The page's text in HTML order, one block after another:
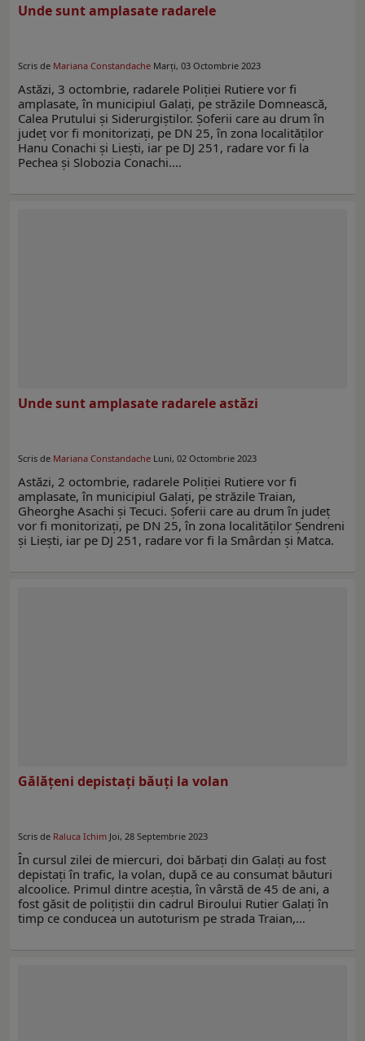
Unde sunt amplasate radarele
Scris de Mariana Constandache Marți, 03 Octombrie 2023
Astăzi, 3 octombrie, radarele Poliției Rutiere vor fi
amplasate, în municipiul Galați, pe străzile Domnească,
Calea Prutului și Siderurgiștilor. Șoferii care au drum în
județ vor fi monitorizați, pe DN 25, în zona localităților
Hanu Conachi și Liești, iar pe DJ 251, radare vor fi la
Pechea și Slobozia Conachi.…
Unde sunt amplasate radarele astăzi
Scris de Mariana Constandache Luni, 02 Octombrie 2023
Astăzi, 2 octombrie, radarele Poliției Rutiere vor fi
amplasate, în municipiul Galați, pe străzile Traian,
Gheorghe Asachi și Tecuci. Șoferii care au drum în județ
vor fi monitorizați, pe DN 25, în zona localităților Șendreni
și Liești, iar pe DJ 251, radare vor fi la Smârdan și Matca.
Gălățeni depistaţi băuți la volan
Scris de Raluca Ichim Joi, 28 Septembrie 2023
În cursul zilei de miercuri, doi bărbați din Galaţi au fost
depistați în trafic, la volan, după ce au consumat băuturi
alcoolice. Primul dintre aceștia, în vârstă de 45 de ani, a
fost găsit de polițiștii din cadrul Biroului Rutier Galați în
timp ce conducea un autoturism pe strada Traian,…